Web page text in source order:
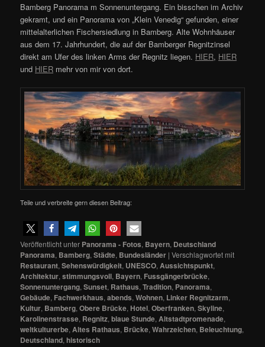
Bamberg Panorama m Sonnenuntergang. Ein bisschen im Archiv
gekramt, und ein Panorama von „Klein Venedig“ gefunden, einer
mittelalterlichen Fischersiedlung in Bamberg. Alte Wohnhäuser
aus dem 17. Jahrhundert, die auf der Bamberger Regnitzinsel
direkt am Ufer des linken Arms der Regnitz liegen. HIER, HIER
und HIER mehr von mir von dort.
Teile und verbreite gern diesen Beitrag:
Veröffentlicht unter Panorama - Fotos, Bayern, Deutschland
Panorama, Bamberg,Städte, Bundesländer |Verschlagwortet mit
Restaurant,Sehenswürdigkeit, UNESCO, Aussichtspunkt,
Architektur,stimmungsvoll, Bayern, Fussgängerbrücke,
Sonnenuntergang,Sunset, Rathaus,Tradition, Panorama,
Gebäude, Fachwerkhaus,abends,Wohnen, Linker Regnitzarm,
Kultur, Bamberg,Obere Brücke, Hotel,Oberfranken,Skyline,
Karolinenstrasse, Regnitz,blaue Stunde, Altstadtpromenade,
weltkulturerbe, Altes Rathaus, Brücke,Wahrzeichen, Beleuchtung,
Deutschland,historisch